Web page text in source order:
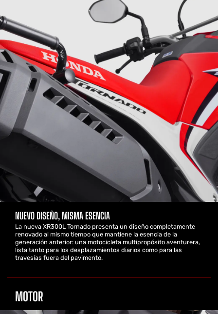
NUEVO DISEÑO, MISMA ESENCIA
La nueva XR300L Tornado presenta un diseño completamente
renovado al mismo tiempo que mantiene la esencia de la
generación anterior: una motocicleta multipropósito aventurera,
lista tanto para los desplazamientos diarios como para las
travesías fuera del pavimento.
MOTOR